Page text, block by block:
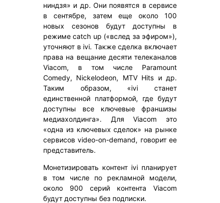
ниндзя» и др. Они появятся в сервисе
в сентябре, затем еще около 100
новых сезонов будут доступны в
режиме catch up («вслед за эфиром»),
уточняют в ivi. Также сделка включает
права на вещание десяти телеканалов
Viacom, в том числе Paramount
Comedy, Nickelodeon, MTV Hits и др.
Таким образом, «ivi станет
единственной платформой, где будут
доступны все ключевые франшизы
медиахолдинга». Для Viacom это
«одна из ключевых сделок» на рынке
сервисов video-on-demand, говорит ее
представитель.
Монетизировать контент ivi планирует
в том числе по рекламной модели,
около 900 серий контента Viacom
будут доступны без подписки.